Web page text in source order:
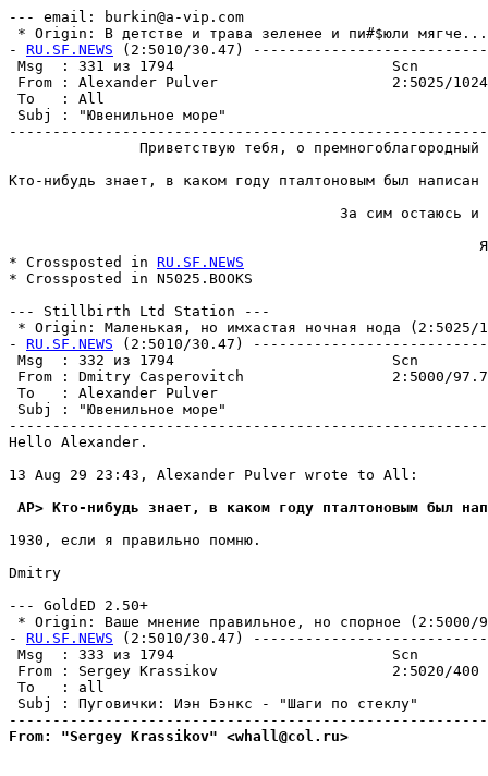
--- email: burkin@a-vip.com
* Origin: В детстве и трава зеленее и пи#$юли
- RU.SF.NEWS (2:5010/30.47)
Msg  : 331 из 1794
From : Alexander Pulver                    2:5025/
To   : All
Subj :
Приветствую тебя, о премногоблагородный
Кто-нибудь знает, в каком году пталтоновым был написан
За сим остаюсь и
* Crossposted in RU.SF.NEWS
* Crossposted in N5025.BOOKS
--- Stillbirth Ltd Station ---
* Origin: Маленькая, но имхастая ночная нода (2:5025/
- RU.SF.NEWS (2:5010/30.47)
Msg  : 332 из 1794
From : Dmitry Casperovitch                 2:5000/
To   : Alexander Pulver
Subj :
Hello Alexander.
13 Aug 29 23:43, Alexander Pulver wrote to All:
AP> Кто-нибудь знает, в каком году пталтоновым был
1930, если я правильно помню.
Dmitry
--- GoldED 2.50+
* Origin: Ваше мнение правильное, но спорное (2:5000/
- RU.SF.NEWS (2:5010/30.47)
Msg  : 333 из 1794
From : Sergey Krassikov                    2:5020/400
To   : all
Subj : Пуговички: Иэн Бэнкс -
From: "Sergey Krassikov" <whall@col.ru>